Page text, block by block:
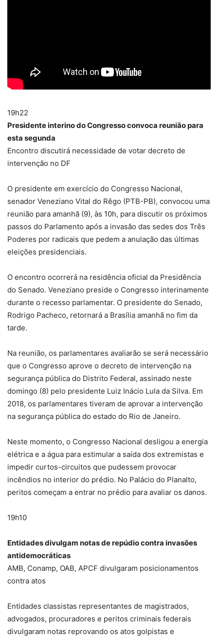
19h22
Presidente interino do Congresso convoca reunião para
esta segunda
Encontro discutirá necessidade de votar decreto de
intervenção no DF
O presidente em exercício do Congresso Nacional,
senador Veneziano Vital do Rêgo (PTB-PB), convocou uma
reunião para amanhã (9), às 10h, para discutir os próximos
passos do Parlamento após a invasão das sedes dos Três
Poderes por radicais que pedem a anulação das últimas
eleições presidenciais.
O encontro ocorrerá na residência oficial da Presidência
do Senado. Veneziano preside o Congresso interinamente
durante o recesso parlamentar. O presidente do Senado,
Rodrigo Pacheco, retornará a Brasília amanhã no fim da
tarde.
Na reunião, os parlamentares avaliarão se será necessário
que o Congresso aprove o decreto de intervenção na
segurança pública do Distrito Federal, assinado neste
domingo (8) pelo presidente Luiz Inácio Lula da Silva. Em
2018, os parlamentares tiveram de aprovar a intervenção
na segurança pública do estado do Rio de Janeiro.
Neste momento, o Congresso Nacional desligou a energia
elétrica e a água para estimular a saída dos extremistas e
impedir curtos-circuitos que pudessem provocar
incêndios no interior do prédio. No Palácio do Planalto,
peritos começam a entrar no prédio para avaliar os danos.
19h10
Entidades divulgam notas de repúdio contra invasões
antidemocráticas
AMB, Conamp, OAB, APCF divulgaram posicionamentos
contra atos
Entidades classistas representantes de magistrados,
advogados, procuradores e peritos criminais federais
divulgaram notas reprovando os atos golpistas e